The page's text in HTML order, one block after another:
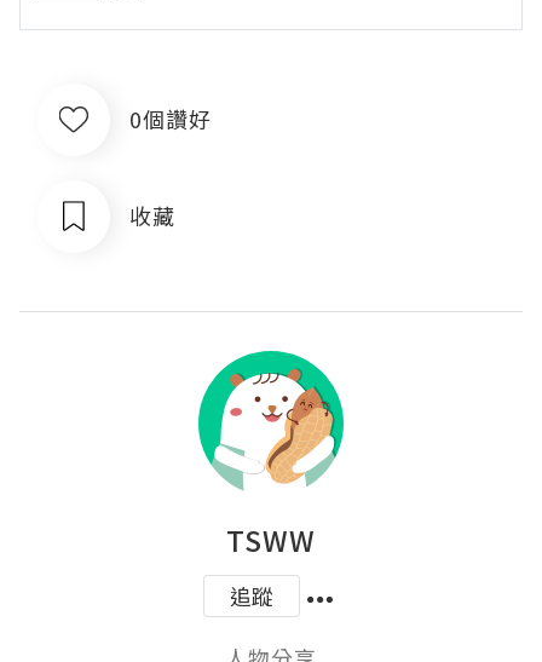
0個讚好
收藏
TSWW
追蹤